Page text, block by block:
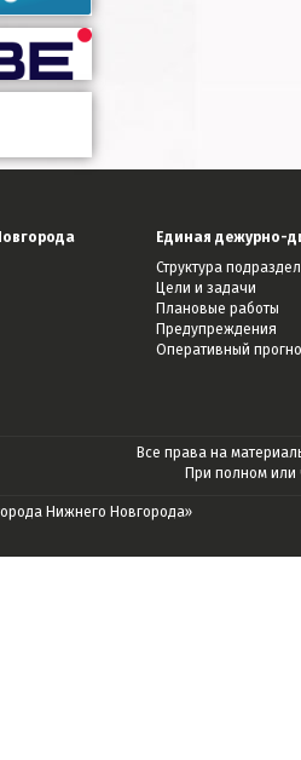
Единая дежурно-
Структура
Цели и задачи
Плановые работы
Предупреждения
Оперативный
Все права на
При полном или
Нижнего Новгорода»